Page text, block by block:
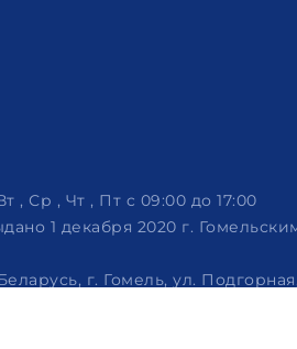
, Ср , Чт , Пт c 09:00 до 17:00
1 декабря 2020 г.
г. Гомель, ул.